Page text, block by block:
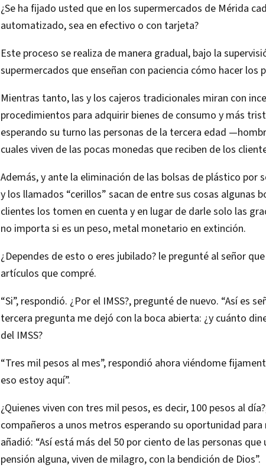
¿Se ha fijado usted que en los supermercados de Mérida
automatizado, sea en efectivo o con tarjeta?
Este proceso se realiza de manera gradual, bajo la
supermercados que enseñan con paciencia cómo hacer los
Mientras tanto, las y los cajeros tradicionales miran con
procedimientos para adquirir bienes de consumo y más
esperando su turno las personas de la tercera edad
cuales viven de las pocas monedas que reciben de los
Además, y ante la eliminación de las bolsas de plástico por
y los llamados “cerillos” sacan de entre sus cosas algunas
clientes los tomen en cuenta y en lugar de darle solo las
no importa si es un peso, metal monetario en extinción.
¿Dependes de esto o eres jubilado? le pregunté al señor
artículos que compré.
“Si”, respondió. ¿Por el IMSS?, pregunté de nuevo. “Así es
tercera pregunta me dejó con la boca abierta: ¿y cuánto
del IMSS?
“Tres mil pesos al mes”, respondió ahora viéndome
eso estoy aquí”.
¿Quienes viven con tres mil pesos, es decir, 100 pesos al
compañeros a unos metros esperando su oportunidad
añadió: “Así está más del 50 por ciento de las personas
pensión alguna, viven de milagro, con la bendición de Dios”.